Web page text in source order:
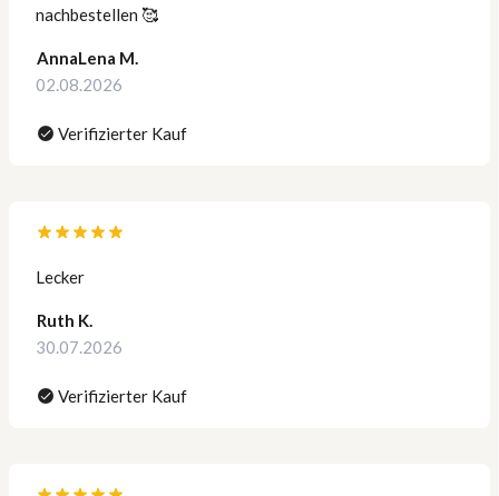
nachbestellen 🥰
AnnaLena M.
02.08.2026
Verifizierter Kauf
Lecker
Ruth K.
30.07.2026
Verifizierter Kauf